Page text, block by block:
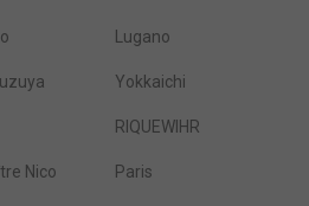
Lugano
Yokkaichi
RIQUEWIHR
Nico Paris